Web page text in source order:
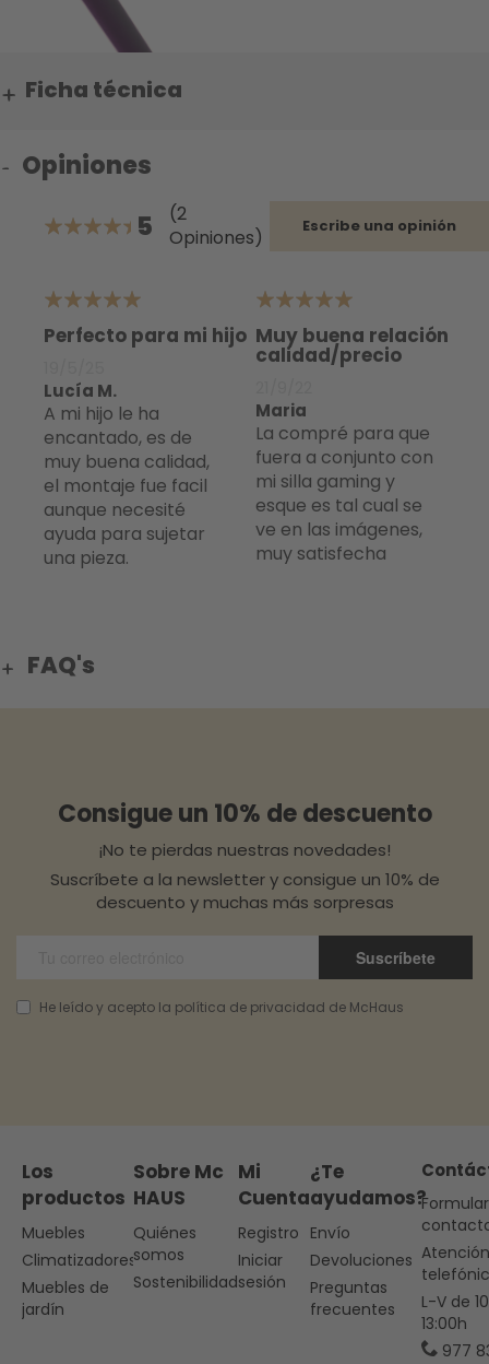
Ficha técnica
Opiniones
5
(2
Opiniones)
Escribe una opinión
5Perfecto para mi hijo
Lucía M.
A mi hijo le ha
encantado, es de
muy buena calidad,
el montaje fue facil
aunque necesité
ayuda para sujetar
una pieza.
5Muy buena relación
calidad/precio
Maria
La compré para que
fuera a conjunto con
mi silla gaming y
esque es tal cual se
ve en las imágenes,
muy satisfecha
FAQ's
Consigue un 10% de descuento
¡No te pierdas nuestras novedades!
Suscríbete a la newsletter y consigue un 10% de
descuento y muchas más sorpresas
Suscríbete
He leído y acepto la política de privacidad de McHaus
Los
productos
Muebles
Climatizadores
Muebles de
jardín
Sobre Mc
HAUS
Quiénes
somos
Sostenibilidad
Mi
Cuenta
Registro
Iniciar
sesión
¿Te
ayudamos?
Envío
Devoluciones
Preguntas
frecuentes
Atención
L-V de
13:00h
977